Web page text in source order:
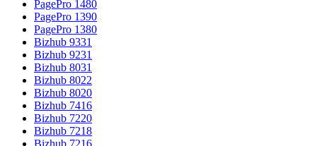
PagePro 1480
PagePro 1390
PagePro 1380
Bizhub 9331
Bizhub 9231
Bizhub 8031
Bizhub 8022
Bizhub 8020
Bizhub 7416
Bizhub 7220
Bizhub 7218
Bizhub 7216